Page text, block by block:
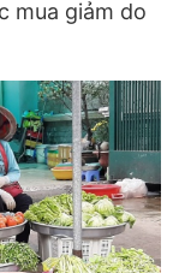
mua giảm do